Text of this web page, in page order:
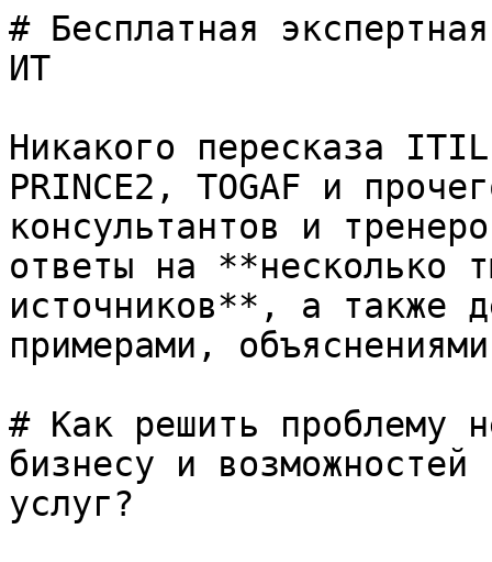
# Бесплатная
ИТ
Никакого пересказа
PRINCE2, TOGAF и
консультантов и
ответы на **несколько
источников**, а также
примерами,
# Как решить проблему
бизнесу и
услуг?